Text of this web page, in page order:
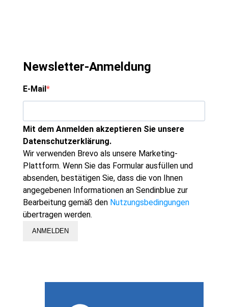
Newsletter-Anmeldung
E-Mail
Mit dem Anmelden akzeptieren Sie unsere
Datenschutzerklärung.
Wir verwenden Brevo als unsere Marketing-
Plattform. Wenn Sie das Formular ausfüllen und
absenden, bestätigen Sie, dass die von Ihnen
angegebenen Informationen an Sendinblue zur
Bearbeitung gemäß den Nutzungsbedingungen
übertragen werden.
ANMELDEN